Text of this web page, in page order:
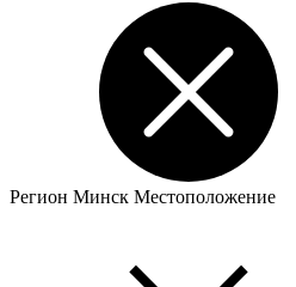
Регион Минск Местоположение